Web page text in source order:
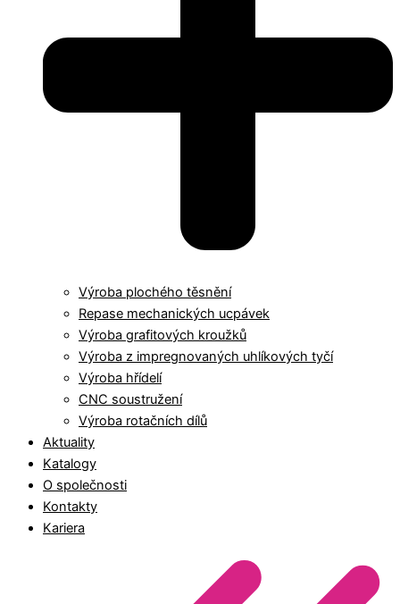
Výroba plochého těsnění
Repase mechanických ucpávek
Výroba grafitových kroužků
Výroba z impregnovaných uhlíkových tyčí
Výroba hřídelí
CNC soustružení
Výroba rotačních dílů
Aktuality
Katalogy
O společnosti
Kontakty
Kariera